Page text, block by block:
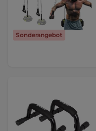
Sonderangebot